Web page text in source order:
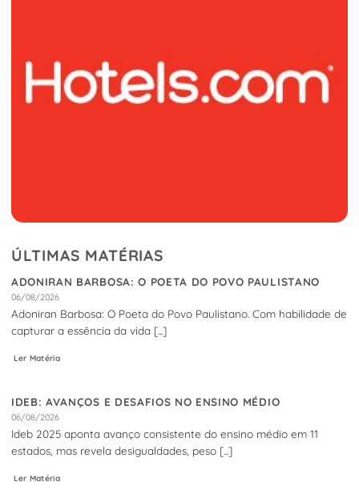
ÚLTIMAS MATÉRIAS
ADONIRAN BARBOSA: O POETA DO POVO PAULISTANO
06/08/2026
Adoniran Barbosa: O Poeta do Povo Paulistano. Com habilidade de
capturar a essência da vida [...]
Ler Matéria
IDEB: AVANÇOS E DESAFIOS NO ENSINO MÉDIO
06/08/2026
Ideb 2025 aponta avanço consistente do ensino médio em 11
estados, mas revela desigualdades, peso [...]
Ler Matéria